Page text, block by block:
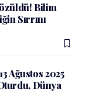
Bilim
Sırrını
Ağustos 2025
Dünya